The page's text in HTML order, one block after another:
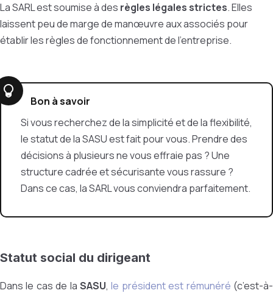
La SARL est soumise à des règles légales strictes. Elles
laissent peu de marge de manœuvre aux associés pour
établir les règles de fonctionnement de l'entreprise.
Bon à savoir
Si vous recherchez de la simplicité et de la flexibilité,
le statut de la SASU est fait pour vous. Prendre des
décisions à plusieurs ne vous effraie pas ? Une
structure cadrée et sécurisante vous rassure ?
Dans ce cas, la SARL vous conviendra parfaitement.
Statut social du dirigeant
Dans le cas de la SASU,le président est rémunéré (c’est-à-